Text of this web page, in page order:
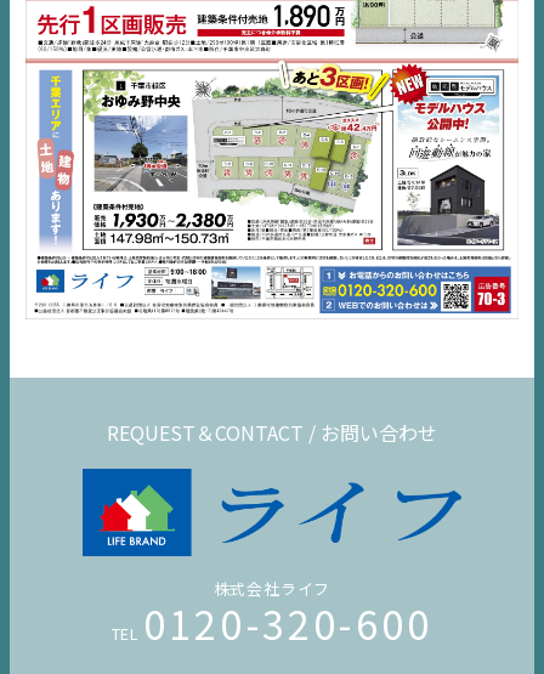
不動産一括査定
コラム
REQUEST＆CONTACT / お問い合わせ
株式会社ライフ
TEL 0120-320-600